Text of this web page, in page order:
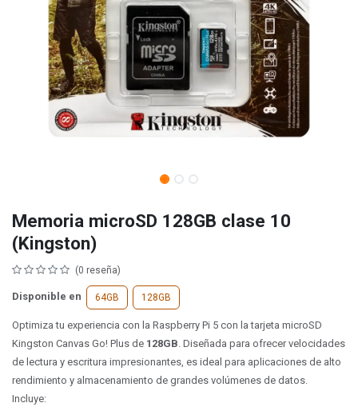
Memoria microSD 128GB clase 10
(Kingston)
(0 reseña)
Disponible en 64GB 128GB
Optimiza tu experiencia con la Raspberry Pi 5 con la tarjeta microSD
Kingston Canvas Go! Plus de 128GB. Diseñada para ofrecer velocidades
de lectura y escritura impresionantes, es ideal para aplicaciones de alto
rendimiento y almacenamiento de grandes volúmenes de datos.
Incluye: